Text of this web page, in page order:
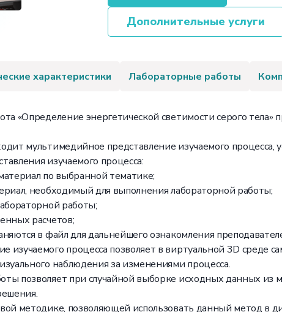
Дополнительные услуги
характеристики Лабораторные работы
«Определение энергетической светимости серого
мультимедийное представление изучаемого
изучаемого процесса:
по выбранной тематике;
необходимый для выполнения лабораторной работы;
работы;
расчетов;
в файл для дальнейшего ознакомления
изучаемого процесса позволяет в виртуальной 3D среде
наблюдения за изменениями процесса.
позволяет при случайной выборке исходных данных из
методике, позволяющей использовать данный метод в